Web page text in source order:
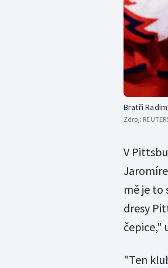
Bratři
Zdroj:
V
mě je to
dresy
čepice,"
"Ten